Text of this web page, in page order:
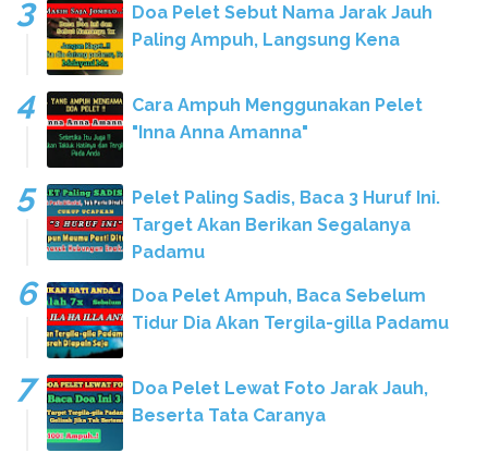
Doa Pelet Sebut Nama Jarak Jauh
Paling Ampuh, Langsung Kena
Cara Ampuh Menggunakan Pelet
"Inna Anna Amanna"
Pelet Paling Sadis, Baca 3 Huruf Ini.
Target Akan Berikan Segalanya
Padamu
Doa Pelet Ampuh, Baca Sebelum
Tidur Dia Akan Tergila-gilla Padamu
Doa Pelet Lewat Foto Jarak Jauh,
Beserta Tata Caranya